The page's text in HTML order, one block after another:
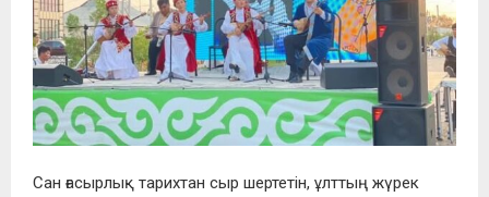
Сан ғасырлық тарихтан сыр шертетін, ұлттың жүрек